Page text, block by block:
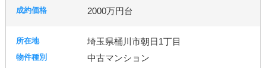
2000万円台
埼玉県桶川市朝日1丁目
中古マンション